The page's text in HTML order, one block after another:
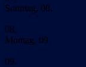
Sonntag, 08.
08.
Montag, 09.
09.